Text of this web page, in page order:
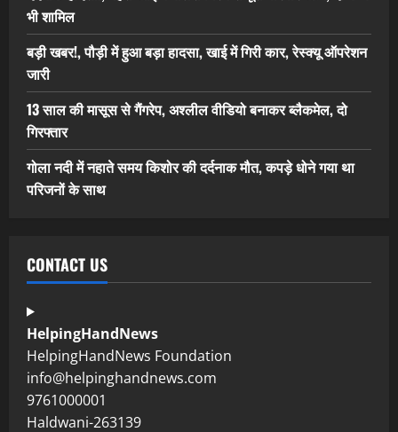
भी शामिल
बड़ी खबर!, पौड़ी में हुआ बड़ा हादसा, खाई में गिरी कार, रेस्क्यू ऑपरेशन
जारी
13 साल की मासूस से गैंगरेप, अश्लील वीडियो बनाकर ब्लैकमेल, दो
गिरफ्तार
गोला नदी में नहाते समय किशोर की दर्दनाक मौत, कपड़े धोने गया था
परिजनों के साथ
CONTACT US
HelpingHandNews
HelpingHandNews Foundation
info@helpinghandnews.com
9761000001
Haldwani-263139